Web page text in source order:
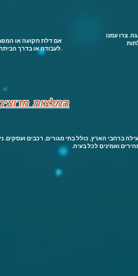
אם דלת תקועה או
לעבודה או בדרך הביתה, אנו זמינים להגעה מהירה ופתרון מיידי.
צרו עמנו
המלצות
ברחבי הארץ, כולל בתי מגורים, רכבים ועסקים.
ואמינים לכל בעיה.